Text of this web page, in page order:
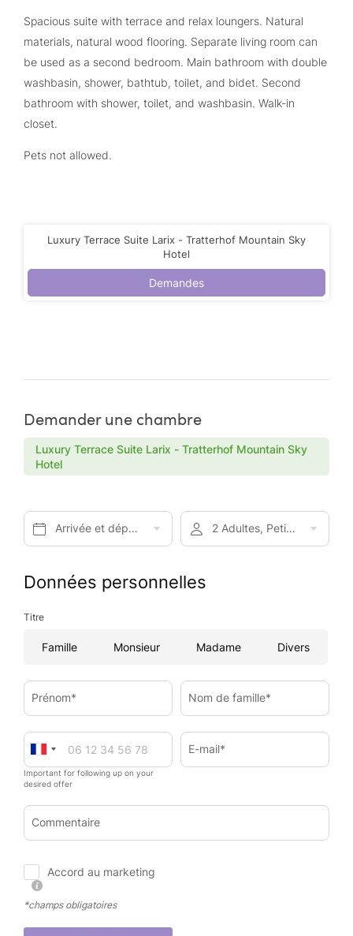
Spacious suite with terrace and relax loungers. Natural
materials, natural wood flooring. Separate living room can
be used as a second bedroom. Main bathroom with double
washbasin, shower, bathtub, toilet, and bidet. Second
bathroom with shower, toilet, and washbasin. Walk-in
closet.
Pets not allowed.
Luxury Terrace Suite Larix - Tratterhof Mountain Sky
Hotel
Demandes
Demander une chambre
Luxury Terrace Suite Larix - Tratterhof Mountain Sky
Hotel
Arrivée et départ* 2 Adultes, Petit-déjeuner
Données personnelles
Titre
Famille Monsieur Madame Divers
Prénom* Nom de famille*
Important for following up on your
desired offer
E-mail*
Commentaire
Accord au marketing
*champs obligatoires